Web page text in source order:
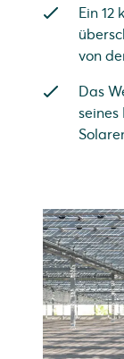
Ein 12
von
Das